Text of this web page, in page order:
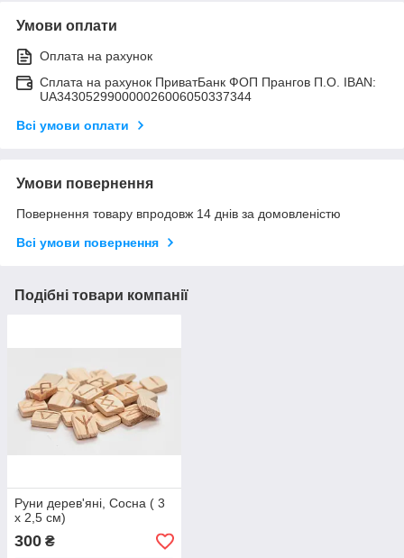
Умови оплати
Оплата на рахунок
Сплата на рахунок ПриватБанк ФОП Прангов П.О. IBAN:
UA343052990000026006050337344
Всі умови оплати
Умови повернення
Повернення товару впродовж 14 днів за домовленістю
Всі умови повернення
Подібні товари компанії
Руни дерев'яні, Сосна ( 3
х 2,5 см)
300 ₴